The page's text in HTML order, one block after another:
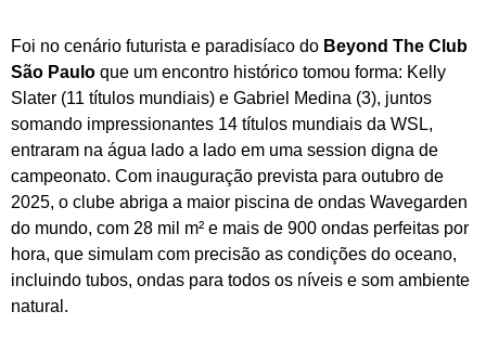
Foi no cenário futurista e paradisíaco do Beyond The Club
São Paulo que um encontro histórico tomou forma: Kelly
Slater (11 títulos mundiais) e Gabriel Medina (3), juntos
somando impressionantes 14 títulos mundiais da WSL,
entraram na água lado a lado em uma session digna de
campeonato. Com inauguração prevista para outubro de
2025, o clube abriga a maior piscina de ondas Wavegarden
do mundo, com 28 mil m² e mais de 900 ondas perfeitas por
hora, que simulam com precisão as condições do oceano,
incluindo tubos, ondas para todos os níveis e som ambiente
natural.